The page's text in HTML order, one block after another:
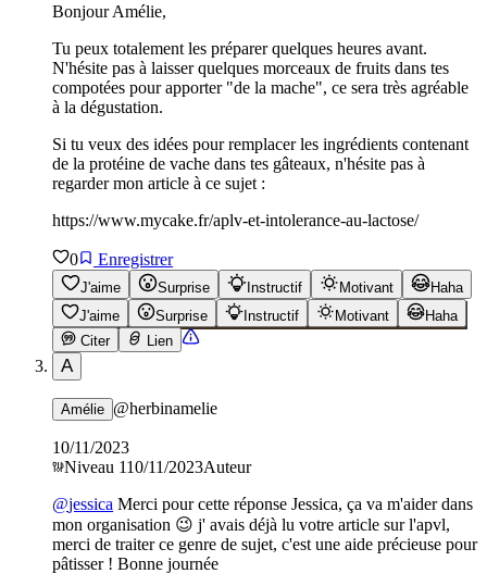
Bonjour Amélie,
Tu peux totalement les préparer quelques heures avant.
N'hésite pas à laisser quelques morceaux de fruits dans tes
compotées pour apporter "de la mache", ce sera très agréable
à la dégustation.
Si tu veux des idées pour remplacer les ingrédients contenant
de la protéine de vache dans tes gâteaux, n'hésite pas à
regarder mon article à ce sujet :
https://www.mycake.fr/aplv-et-intolerance-au-lactose/
0 Enregistrer
J'aime Surprise Instructif Motivant
Haha
J'aime
Surprise Instructif Motivant
Haha
Citer
Lien
A
Amélie @herbinamelie
10/11/2023
Niveau 110/11/2023Auteur
@jessica Merci pour cette réponse Jessica, ça va m'aider dans
mon organisation 😉 j' avais déjà lu votre article sur l'apvl,
merci de traiter ce genre de sujet, c'est une aide précieuse pour
pâtisser ! Bonne journée